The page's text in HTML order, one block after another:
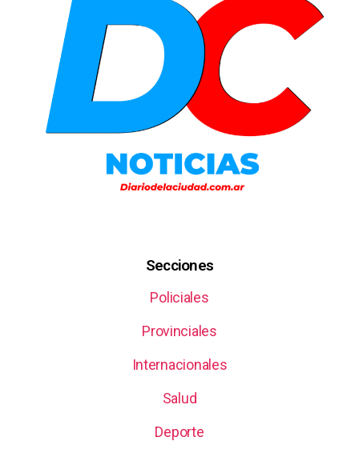
Secciones
Policiales
Provinciales
Internacionales
Salud
Deporte